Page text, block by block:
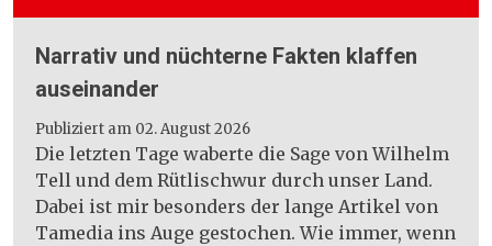
Narrativ und nüchterne Fakten klaffen
auseinander
Publiziert am 02. August 2026
Die letzten Tage waberte die Sage von Wilhelm
Tell und dem Rütlischwur durch unser Land.
Dabei ist mir besonders der lange Artikel von
Tamedia ins Auge gestochen. Wie immer, wenn